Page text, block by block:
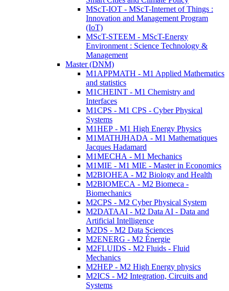
MScT-IOT - MScT-Internet of Things :
Innovation and Management Program
(IoT)
MScT-STEEM - MScT-Energy
Environment : Science Technology &
Management
Master (DNM)
M1APPMATH - M1 Applied Mathematics
and statistics
M1CHEINT - M1 Chemistry and
Interfaces
M1CPS - M1 CPS - Cyber Physical
Systems
M1HEP - M1 High Energy Physics
M1MATHJHADA - M1 Mathematiques
Jacques Hadamard
M1MECHA - M1 Mechanics
M1MIE - M1 MIE - Master in Economics
M2BIOHEA - M2 Biology and Health
M2BIOMECA - M2 Biomeca -
Biomechanics
M2CPS - M2 Cyber Physical System
M2DATAAI - M2 Data AI - Data and
Artificial Intelligence
M2DS - M2 Data Sciences
M2ENERG - M2 Énergie
M2FLUIDS - M2 Fluids - Fluid
Mechanics
M2HEP - M2 High Energy physics
M2ICS - M2 Integration, Circuits and
Systems